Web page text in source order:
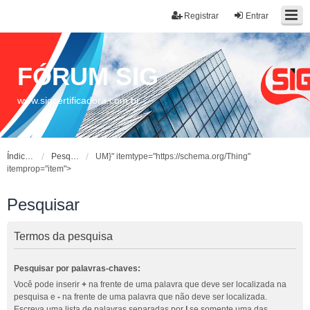
Entrar
Registrar
FÓRUM SIG
www.sigcertificadora.com.br
Índice do fórum Pesquisar
UM}" itemtype="https://schema.org/Thing"
itemprop="item">
Pesquisar
Termos da pesquisa
Pesquisar por palavras-chaves:
Você pode inserir + na frente de uma palavra que deve ser localizada na
pesquisa e - na frente de uma palavra que não deve ser localizada.